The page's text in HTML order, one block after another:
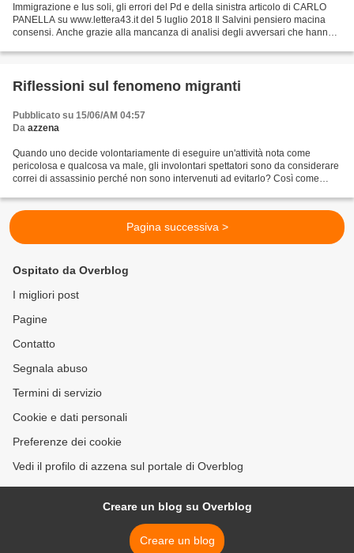
Immigrazione e Ius soli, gli errori del Pd e della sinistra articolo di CARLO
PANELLA su www.lettera43.it del 5 luglio 2018 Il Salvini pensiero macina
consensi. Anche grazie alla mancanza di analisi degli avversari che hanno
Riflessioni sul fenomeno migranti
Pubblicato su 15/06/AM 04:57
Da azzena
Quando uno decide volontariamente di eseguire un'attività nota come
pericolosa e qualcosa va male, gli involontari spettatori sono da considerare
correi di assassinio perché non sono intervenuti ad evitarlo? Così come
Pagina successiva >
Ospitato da Overblog
I migliori post
Pagine
Contatto
Segnala abuso
Termini di servizio
Cookie e dati personali
Preferenze dei cookie
Vedi il profilo di azzena sul portale di Overblog
Creare un blog su Overblog
Creare un blog